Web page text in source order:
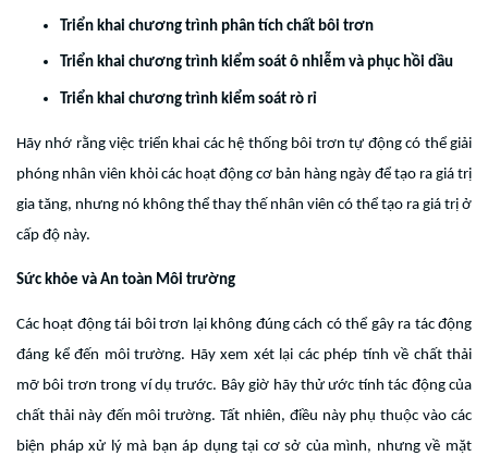
Triển khai chương trình phân tích chất bôi trơn
Triển khai chương trình kiểm soát ô nhiễm và phục hồi dầu
Triển khai chương trình kiểm soát rò rỉ
Hãy nhớ rằng việc triển khai các hệ thống bôi trơn tự động có thể giải
phóng nhân viên khỏi các hoạt động cơ bản hàng ngày để tạo ra giá trị
gia tăng, nhưng nó không thể thay thế nhân viên có thể tạo ra giá trị ở
cấp độ này.
Sức khỏe và An toàn Môi trường
Các hoạt động tái bôi trơn lại không đúng cách có thể gây ra tác động
đáng kể đến môi trường. Hãy xem xét lại các phép tính về chất thải
mỡ bôi trơn trong ví dụ trước. Bây giờ hãy thử ước tính tác động của
chất thải này đến môi trường. Tất nhiên, điều này phụ thuộc vào các
biện pháp xử lý mà bạn áp dụng tại cơ sở của mình, nhưng về mặt